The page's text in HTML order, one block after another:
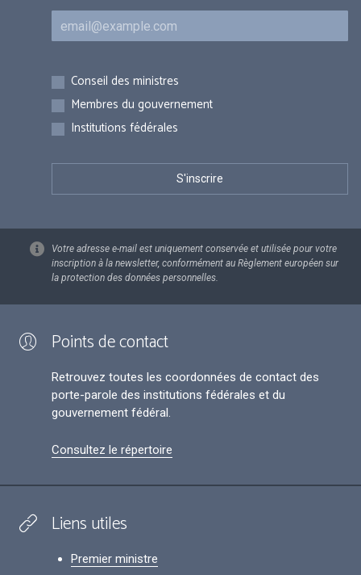
Courriel
Inscriptions
Conseil des ministres
Membres du gouvernement
Institutions fédérales
Votre adresse e-mail est uniquement conservée et utilisée pour votre
inscription à la newsletter, conformément au Règlement européen sur
la protection des données personnelles.
Points de contact
Retrouvez toutes les coordonnées de contact des
porte-parole des institutions fédérales et du
gouvernement fédéral.
Consultez le répertoire
Liens utiles
Premier ministre